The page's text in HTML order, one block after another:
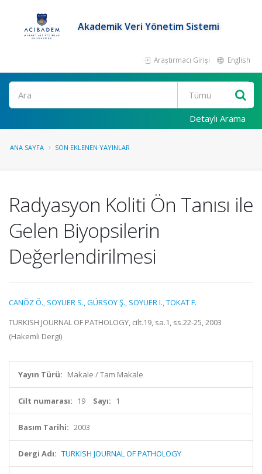
Akademik Veri Yönetim Sistemi
Araştırmacı Girişi English
Ara
Detaylı Arama
ANA SAYFA SON EKLENEN YAYINLAR
Radyasyon Koliti Ön Tanısı ile
Gelen Biyopsilerin
Değerlendirilmesi
CANÖZ Ö., SOYUER S.,GÜRSOY Ş., SOYUER I.,TOKAT F.
TURKISH JOURNAL OF PATHOLOGY, cilt.19, sa.1, ss.22-25, 2003
(Hakemli Dergi)
Yayın Türü: Makale / Tam Makale
Cilt numarası: 19 Sayı: 1
Basım Tarihi: 2003
Dergi Adı: TURKISH JOURNAL OF PATHOLOGY